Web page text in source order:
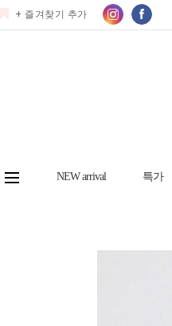
+ 즐겨찾기 추가
NEW arrival 특가